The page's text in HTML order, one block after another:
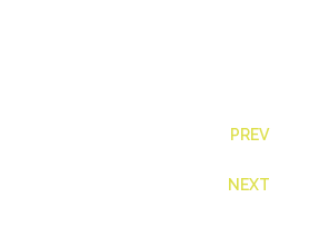
PREV
NEXT